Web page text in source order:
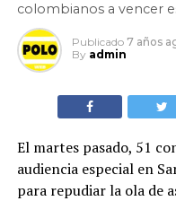
colombianos a vencer
Publicado 7 años
By admin
El martes pasado, 51
audiencia especial en
para repudiar la ola de